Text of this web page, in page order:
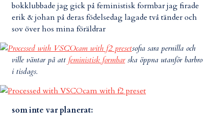
bokklubbade jag gick på feministisk formbar jag firade
erik & johan på deras födelsedag lagade två tänder och
sov över hos mina föräldrar
sofia sara pernilla och
ville väntar på att feministisk formbarska öppna utanför barbro
i tisdags.
som inte var planerat: